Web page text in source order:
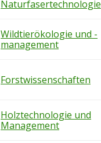
Naturfasertechnologie
Wildtierökologie und -
management
Forstwissenschaften
Holztechnologie und
Management